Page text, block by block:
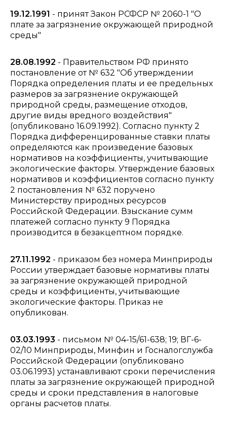
19.12.1991 - принят Закон РСФСР № 2060-1 "О
плате за загрязнение окружающей природной
среды"
28.08.1992 - Правительством РФ принято
постановление от № 632 "Об утверждении
Порядка определения платы и ее предельных
размеров за загрязнение окружающей
природной среды, размещение отходов,
другие виды вредного воздействия"
(опубликовано 16.09.1992). Согласно пункту 2
Порядка дифференцированные ставки платы
определяются как произведение базовых
нормативов на коэффициенты, учитывающие
экологические факторы. Утверждение базовых
нормативов и коэффициентов согласно пункту
2 постановления № 632 поручено
Министерству природных ресурсов
Российской Федерации. Взыскание сумм
платежей согласно пункту 9 Порядка
производится в безакцептном порядке.
27.11.1992 - приказом без номера Минприроды
России утверждает базовые нормативы платы
за загрязнение окружающей природной
среды и коэффициенты, учитывающие
экологические факторы. Приказ не
опубликован.
03.03.1993 - письмом № 04-15/61-638; 19; ВГ-6-
02/10 Минприроды, Минфин и Госналогслужба
Российской Федерации (опубликовано
03.06.1993) устанавливают сроки перечисления
платы за загрязнение окружающей природной
среды и сроки представления в налоговые
органы расчетов платы.